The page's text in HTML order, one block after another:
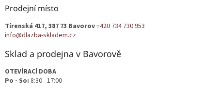
Prodejní místo
Tírenská 417, 387 73 Bavorov+420 734 730 953
info@dlazba-skladem.cz
Sklad a prodejna v Bavorově
OTEVÍRACÍ DOBA
Po - So: 8:30 - 17:00